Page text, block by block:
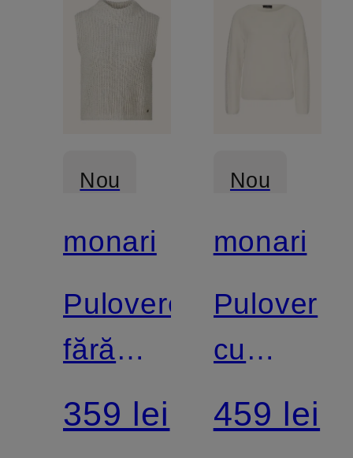
Nou
monari
Pulovere
fără
mâneci
359 lei
Nou
monari
Pulover
cu
pietre
459 lei